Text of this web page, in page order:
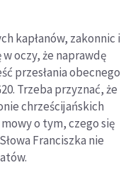
kapłanów, zakonnic i
oczy, że naprawdę
przesłania obecnego
Trzeba przyznać, że
chrześcijańskich
o tym, czego się
Franciszka nie